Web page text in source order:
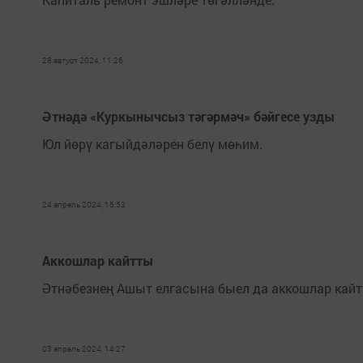
28 август 2024, 11:26
Әтнәдә «Куркынычсыз тәгәрмәч» бәйгесе узды
Юл йөрү кагыйдәләрен белү мөһим.
24 апрель 2024, 15:53
Аккошлар кайтты
Әтнәбезнең Ашыт елгасына быел да аккошлар
03 апрель 2024, 14:27